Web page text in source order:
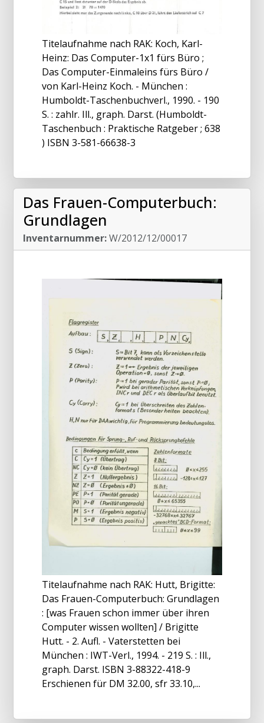
Titelaufnahme nach RAK: Koch, Karl-
Heinz: Das Computer-1x1 fürs Büro ;
Das Computer-Einmaleins fürs Büro /
von Karl-Heinz Koch. - München :
Humboldt-Taschenbuchverl., 1990. - 190
S. : zahlr. Ill., graph. Darst. (Humboldt-
Taschenbuch : Praktische Ratgeber ; 638
) ISBN 3-581-66638-3
Das Frauen-Computerbuch:
Grundlagen
Inventarnummer:W/2012/12/00017
Titelaufnahme nach RAK: Hutt, Brigitte:
Das Frauen-Computerbuch: Grundlagen
: [was Frauen schon immer über ihren
Computer wissen wollten] / Brigitte
Hutt. - 2. Aufl. - Vaterstetten bei
München : IWT-Verl., 1994. - 219 S. : Ill.,
graph. Darst. ISBN 3-88322-418-9
Erschienen für DM 32.00, sfr 33.10,...